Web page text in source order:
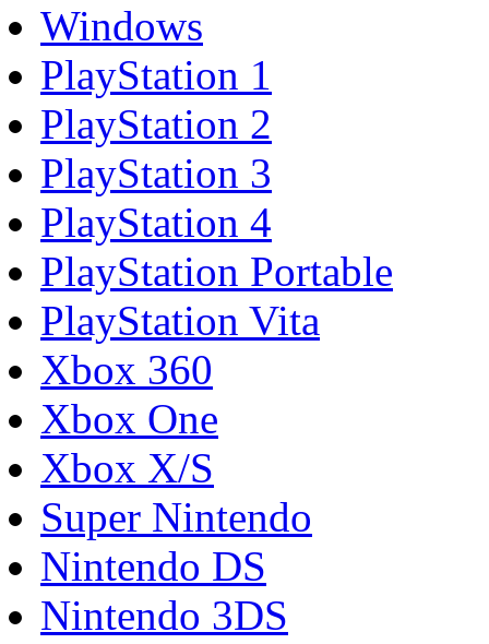
Windows
PlayStation 1
PlayStation 2
PlayStation 3
PlayStation 4
PlayStation Portable
PlayStation Vita
Xbox 360
Xbox One
Xbox X/S
Super Nintendo
Nintendo DS
Nintendo 3DS